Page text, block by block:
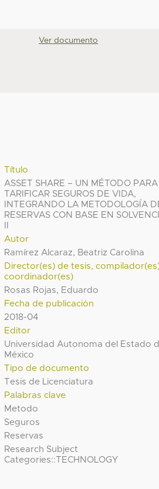
Ver documento
Título
ASSET SHARE – UN MÉTODO PARA
TARIFICAR SEGUROS DE VIDA,
INTEGRANDO LA METODOLOGÍA
RESERVAS CON BASE EN
Autor
Ramírez Alcaraz, Beatriz Carolina
Director(es) de tesis,
coordinador(es)
Rosas Rojas, Eduardo
Fecha de publicación
2018-04
Editor
Universidad Autonoma del Estado
México
Tipo de documento
Tesis de Licenciatura
Palabras clave
Metodo
Seguros
Reservas
Research Subject
Categories::TECHNOLOGY